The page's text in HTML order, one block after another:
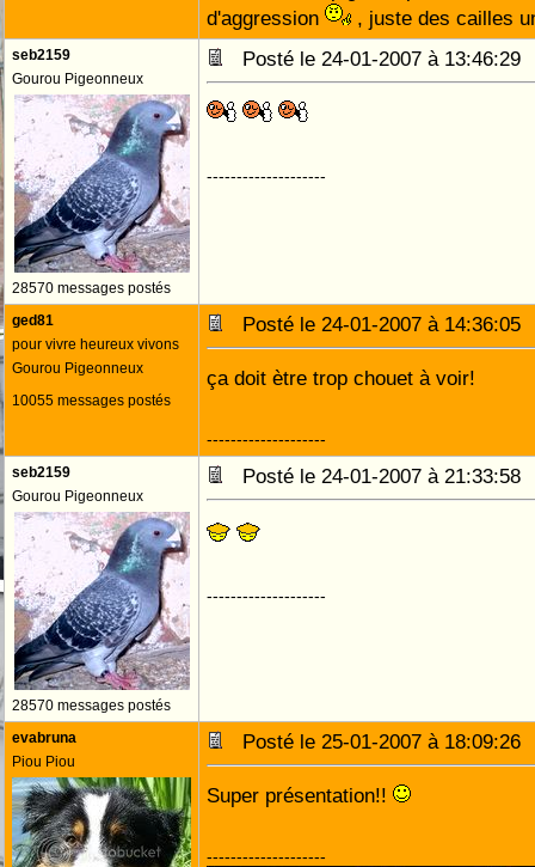
d'aggression
, juste des cailles
seb2159
Gourou Pigeonneux
28570 messages postés
Posté le 24-01-2007 à
--------------------
ged81
pour vivre heureux vivons
Gourou Pigeonneux
10055 messages postés
Posté le 24-01-2007 à
ça doit ètre trop chouet à voir!
--------------------
seb2159
Gourou Pigeonneux
28570 messages postés
Posté le 24-01-2007 à
--------------------
evabruna
Piou Piou
Posté le 25-01-2007 à
Super présentation!!
--------------------